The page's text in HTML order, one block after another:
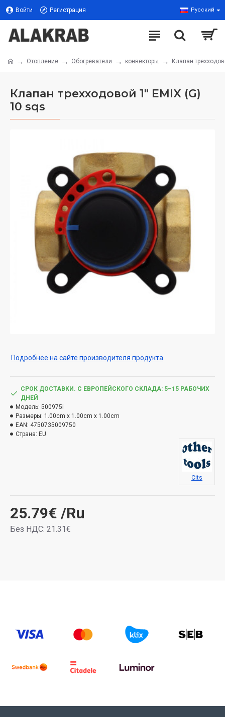
Войти Регистрация Русский
Отопление Обогреватели конвекторы Клапан
Клапан трехходовой 1" EMIX (G)
10 sqs
Подробнее на сайте производителя продукта
25.79€ /Ru
Без НДС: 21.31€
СРОК ДОСТАВКИ. С ЕВРОПЕЙСКОГО СКЛАДА: 5–15 РАБОЧИХ
ДНЕЙ
Модель: 500975i
Размеры: 1.00cm x 1.00cm x 1.00cm
EAN: 4750735009750
Страна: EU
Cits